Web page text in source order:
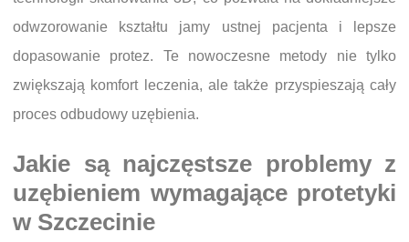
odwzorowanie kształtu jamy ustnej pacjenta i lepsze
dopasowanie protez. Te nowoczesne metody nie tylko
zwiększają komfort leczenia, ale także przyspieszają cały
proces odbudowy uzębienia.
Jakie są najczęstsze problemy z
uzębieniem wymagające protetyki
w Szczecinie